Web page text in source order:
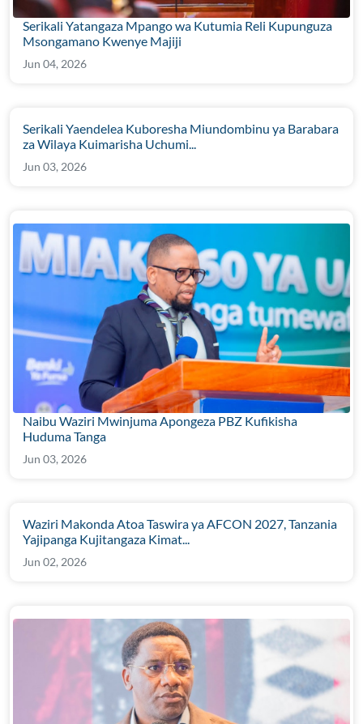
Serikali Yatangaza Mpango wa Kutumia Reli Kupunguza
Msongamano Kwenye Majiji
Jun 04, 2026
Serikali Yaendelea Kuboresha Miundombinu ya Barabara
za Wilaya Kuimarisha Uchumi...
Jun 03, 2026
Naibu Waziri Mwinjuma Apongeza PBZ Kufikisha
Huduma Tanga
Jun 03, 2026
Waziri Makonda Atoa Taswira ya AFCON 2027, Tanzania
Yajipanga Kujitangaza Kimat...
Jun 02, 2026